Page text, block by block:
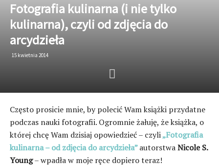
Fotografia kulinarna (i nie tylko
kulinarna), czyli od zdjęcia do
arcydzieła
15 kwietnia 2014
Często prosicie mnie, by polecić Wam książki przydatne
podczas nauki fotografii. Ogromnie żałuję, że książka, o
której chcę Wam dzisiaj opowiedzieć – czyli„Fotografia
kulinarna – od zdjęcia do arcydzieła” autorstwaNicole S.
Young– wpadła w moje ręce dopiero teraz!